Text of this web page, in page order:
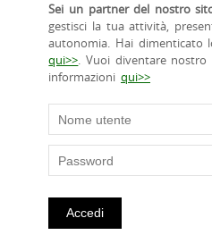
Sei un partner del nostro
gestisci la tua attività,
autonomia. Hai dimenticato
qui>>. Vuoi diventare
informazioniqui>>